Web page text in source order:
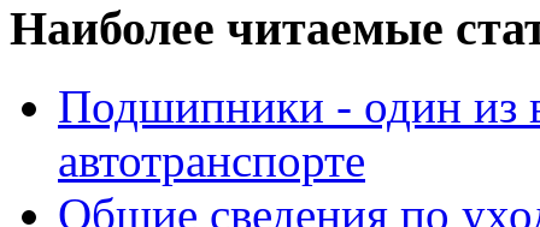
Наиболее читаемые
Подшипники - один из
автотранспорте
Общие сведения по